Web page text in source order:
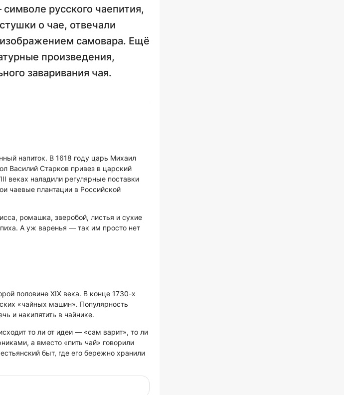
русского чаепития,
о чае, отвечали
изображением самовара. Ещё
произведения,
заваривания чая.
напиток. В 1618 году царь Михаил
Василий Старков привез в царский
веках наладили регулярные поставки
чаевые плантации в Российской
ромашка, зверобой, листья и сухие
А уж варенья — так им просто нет
половине XIX века. В конце 1730-х
«чайных машин». Популярность
и накипятить в чайнике.
то ли от идеи — «сам варит», то ли
а вместо «пить чай» говорили
быт, где его бережно хранили